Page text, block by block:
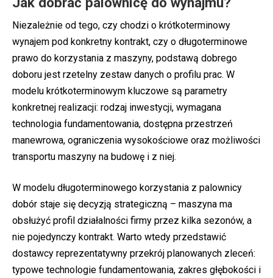
Niezależnie od tego, czy chodzi o krótkoterminowy
wynajem pod konkretny kontrakt, czy o długoterminowe
prawo do korzystania z maszyny, podstawą dobrego
doboru jest rzetelny zestaw danych o profilu prac. W
modelu krótkoterminowym kluczowe są parametry
konkretnej realizacji: rodzaj inwestycji, wymagana
technologia fundamentowania, dostępna przestrzeń
manewrowa, ograniczenia wysokościowe oraz możliwości
transportu maszyny na budowę i z niej.
W modelu długoterminowego korzystania z palownicy
dobór staje się decyzją strategiczną – maszyna ma
obsłużyć profil działalności firmy przez kilka sezonów, a
nie pojedynczy kontrakt. Warto wtedy przedstawić
dostawcy reprezentatywny przekrój planowanych zleceń:
typowe technologie fundamentowania, zakres głębokości i